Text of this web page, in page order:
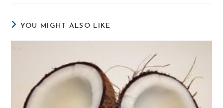
YOU MIGHT ALSO LIKE